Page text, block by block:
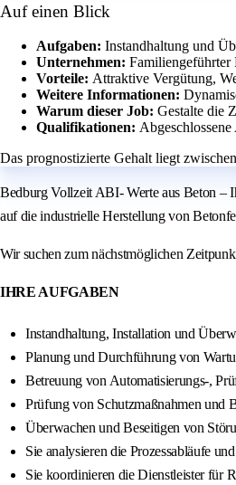
Auf einen Blick
Aufgaben: Instandhaltung und
Unternehmen: Familiengeführter
Vorteile: Attraktive Vergütung,
Weitere Informationen:
Warum dieser Job: Gestalte die
Qualifikationen:
Das prognostizierte Gehalt liegt
Bedburg Vollzeit ABI- Werte aus Beton –
auf die industrielle Herstellung von
Wir suchen zum nächstmöglichen
IHRE AUFGABEN
Instandhaltung, Installation und
Planung und Durchführung von
Betreuung von Automatisierungs-,
Prüfung von Schutzmaßnahmen und
Überwachen und Beseitigen von
Sie analysieren die Prozessabläufe
Sie koordinieren die Dienstleister für